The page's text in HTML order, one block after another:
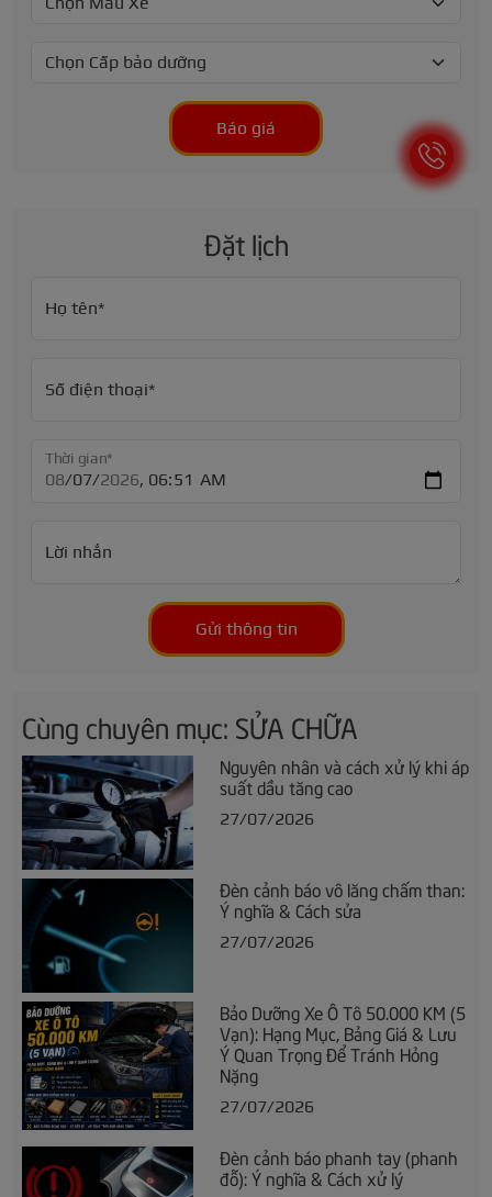
Báo giá
Đặt lịch
Họ tên*
Số điện thoại*
Thời gian*
Lời nhắn
Gửi thông tin
Cùng chuyên mục: SỬA CHỮA
Nguyên nhân và cách xử lý khi áp
suất dầu tăng cao
27/07/2026
Đèn cảnh báo vô lăng chấm than:
Ý nghĩa & Cách sửa
27/07/2026
Bảo Dưỡng Xe Ô Tô 50.000 KM (5
Vạn): Hạng Mục, Bảng Giá & Lưu
Ý Quan Trọng Để Tránh Hỏng
Nặng
27/07/2026
Đèn cảnh báo phanh tay (phanh
đỗ): Ý nghĩa & Cách xử lý